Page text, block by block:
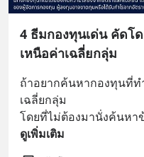
4 ธีมกองทุนเด่น คัดโ
เหนือค่าเฉลี่ยกลุ่ม
ถ้าอยากค้นหากองทุนที่ท
เฉลี่ยกลุ่ม
โดยที่ไม่ต้องมานั่งค้นหา
ดูเพิ่มเติม